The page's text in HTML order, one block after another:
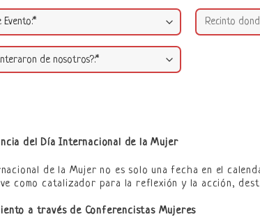
del Día Internacional de la Mujer
de la Mujer no es solo una fecha en el
como catalizador para la reflexión y la acción,
a través de Conferencistas Mujeres